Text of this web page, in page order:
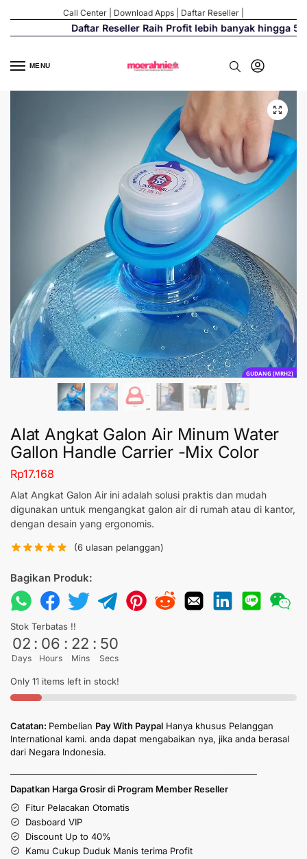
Call Center Download Apps Daftar Reseller
Daftar Reseller Raih Profit lebih banyak hingga 500%
MENU
GUDANG [MRH2]
Alat Angkat Galon Air Minum Water
Gallon Handle Carrier -Mix Color
Rp17.168
Alat Angkat Galon Air ini adalah solusi praktis dan mudah
digunakan untuk mengangkat galon air di rumah atau di kantor,
dengan desain yang ergonomis.
(6 ulasan pelanggan)
Bagikan Produk:
Stok Terbatas !!
02
Days
: 06
Hours
: 22
Mins
: 50
Secs
Only 11 items left in stock!
Catatan: Pembelian Pay With Paypal Hanya khusus Pelanggan
International kami. anda dapat mengabaikan nya, jika anda berasal
dari Negara Indonesia.
Dapatkan Harga Grosir di Program Member Reseller
Fitur Pelacakan Otomatis
Dasboard VIP
Discount Up to 40%
Kamu Cukup Duduk Manis terima Profit